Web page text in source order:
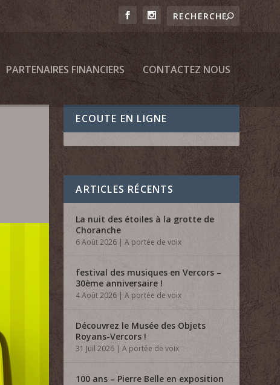
PARTENAIRES FINANCIERS CONTACTEZ NOUS
ECOUTE EN LIGNE
ARTICLES RÉCENTS
La nuit des étoiles à la grotte de
Choranche
6 Août 2026 |A portée de voix
festival des musiques en Vercors –
30ème anniversaire !
4 Août 2026 |A portée de voix
Découvrez le Musée des Objets
Royans-Vercors !
31 Juil 2026 |A portée de voix
100 ans – Pierre Belle en exposition